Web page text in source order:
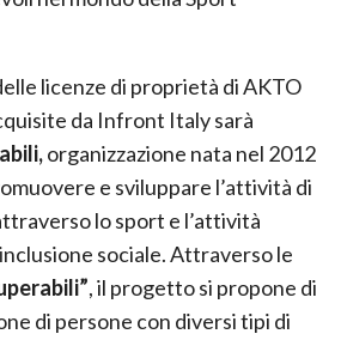
licenze di proprietà di AKTO
da Infront Italy sarà
organizzazione nata nel 2012
e sviluppare l’attività di
lo sport e l’attività
sociale. Attraverso le
, il progetto si propone di
di persone con diversi tipi di